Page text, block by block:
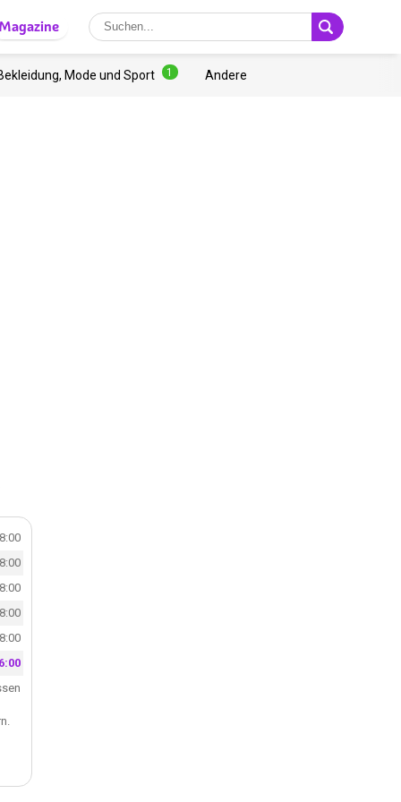
Magazine
Mode und Sport 1 Andere